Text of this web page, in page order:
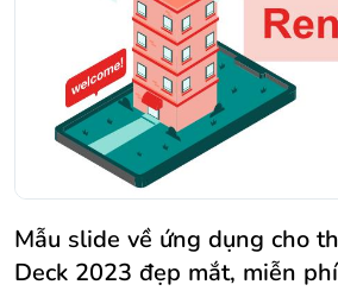
Mẫu slide về ứng dụng cho
Deck 2023 đẹp mắt, miễn phí